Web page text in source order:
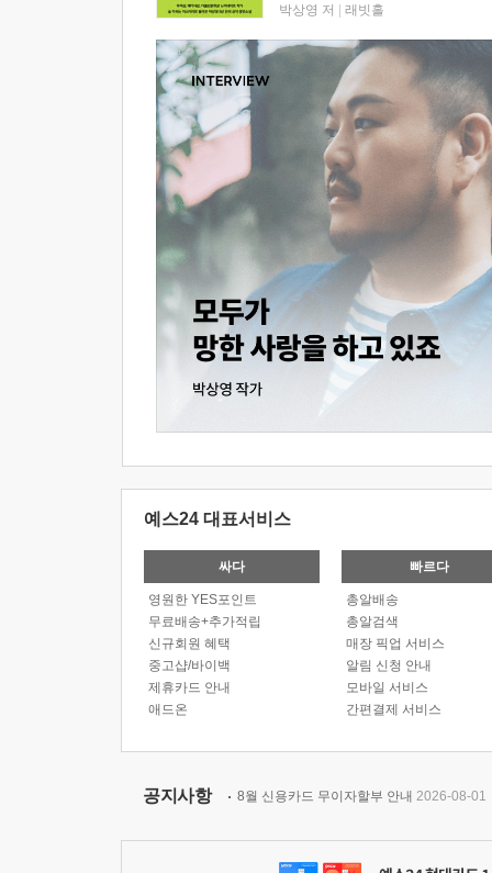
박상영 저 래빗홀
예스24 대표서비스
싸다
영원한 YES포인트
무료배송+추가적립
신규회원 혜택
중고샵/바이백
제휴카드 안내
애드온
빠르다
총알배송
총알검색
매장 픽업 서비스
알림 신청 안내
모바일 서비스
간편결제 서비스
공지사항 8월 신용카드 무이자할부 안내 2026-08-01